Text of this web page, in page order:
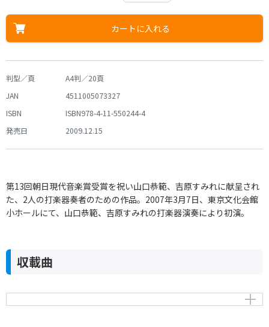
カートに入れる
判型／頁
A4判／20頁
JAN
4511005073327
ISBN
ISBN978-4-11-550244-4
発売日
2009.12.15
第13回朝日現代音楽賞受賞を祝い山口恭範、吉原すみれに献呈され
た、2人の打楽器奏者のための作品。2007年3月7日、東京文化会館
小ホールにて、山口恭範、吉原すみれの打楽器演奏により初演。
収載曲
カップル 二人の打楽器奏者のための